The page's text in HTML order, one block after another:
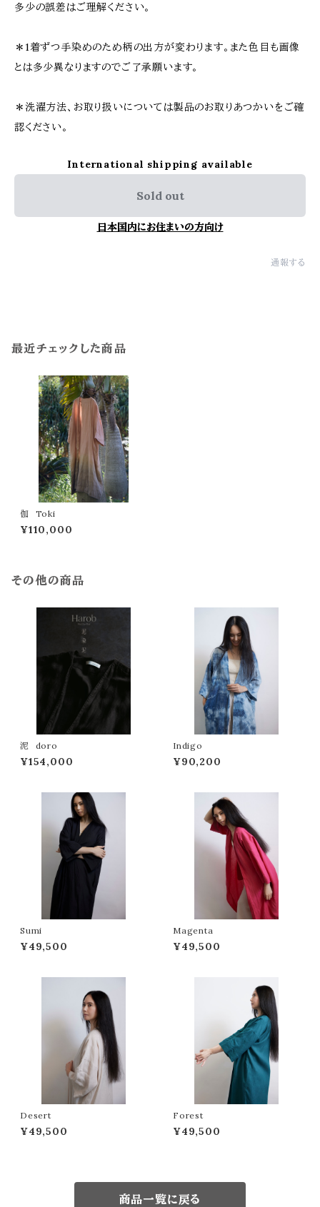
多少の誤差はご理解ください。
＊1着ずつ手染めのため柄の出方が変わります。また色目も画像
とは多少異なりますのでご了承願います。
＊洗濯方法、お取り扱いについては製品のお取りあつかいをご確
認ください。
International shipping available
Sold out
日本国内にお住まいの方向け
通報する
最近チェックした商品
伽 Toki
¥110,000
その他の商品
泥 doro
¥154,000
Indigo
¥90,200
Sumi
¥49,500
Magenta
¥49,500
Desert
¥49,500
Forest
¥49,500
商品一覧に戻る